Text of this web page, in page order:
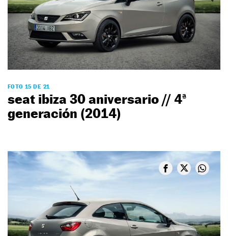
FOTO 15 DE 21
seat ibiza 30 aniversario // 4ª
generación (2014)